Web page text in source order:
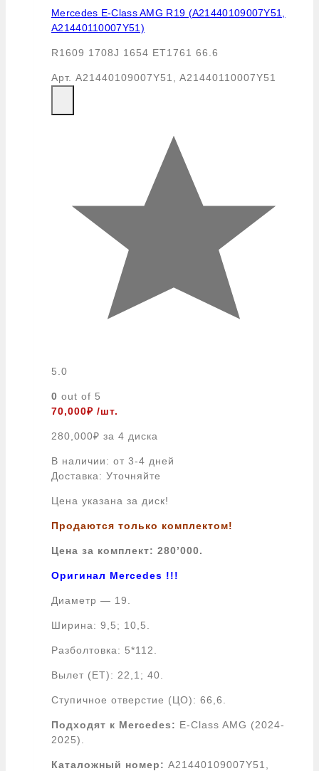
Mercedes E-Class AMG R19 (A21440109007Y51,
A21440110007Y51)
R1609 1708J 1654 ET1761 66.6
Арт. A21440109007Y51, A21440110007Y51
5.0
0 out of 5
70,000₽ /шт.
280,000₽ за 4 диска
В наличии: от 3-4 дней
Доставка: Уточняйте
Цена указана за диск!
Продаются только комплектом!
Цена за комплект: 280’000.
Оригинал Mercedes !!!
Диаметр — 19.
Ширина: 9,5; 10,5.
Разболтовка: 5*112.
Вылет (ЕТ): 22,1; 40.
Ступичное отверстие (ЦО): 66,6.
Подходят к Mercedes: E-Class AMG (2024-
2025).
Каталожный номер: A21440109007Y51,